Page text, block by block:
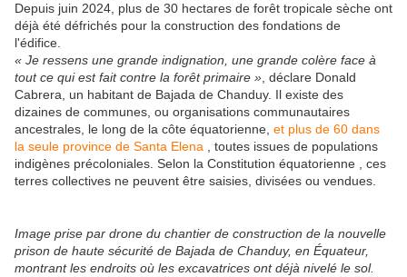
Depuis juin 2024, plus de 30 hectares de forêt tropicale sèche ont
déjà été défrichés pour la construction des fondations de
l'édifice.
« Je ressens une grande indignation, une grande colère face à
tout ce qui est fait contre la forêt primaire » , déclare Donald
Cabrera, un habitant de Bajada de Chanduy. Il existe des
dizaines de communes, ou organisations communautaires
ancestrales, le long de la côte équatorienne, et plus de 60 dans
la seule province de Santa Elena
, toutes issues de populations
indigènes précoloniales. Selon la Constitution équatorienne , ces
terres collectives ne peuvent être saisies, divisées ou vendues.
Image prise par drone du chantier de construction de la nouvelle
prison de haute sécurité de Bajada de Chanduy, en Équateur,
montrant les endroits où les excavatrices ont déjà nivelé le sol.